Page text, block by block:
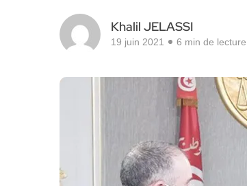
Khalil JELASSI
19 juin 2021 6 min de lecture